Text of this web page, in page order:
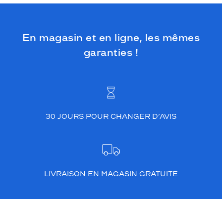
En magasin et en ligne, les mêmes
garanties !
30 JOURS POUR CHANGER D’AVIS
LIVRAISON EN MAGASIN GRATUITE